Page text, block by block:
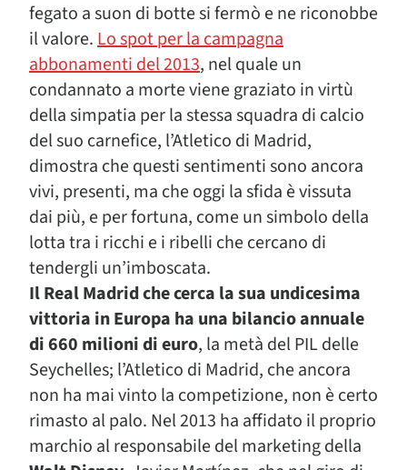
fegato a suon di botte si fermò e ne riconobbe
il valore.Lo spot per la campagna
abbonamenti del 2013, nel quale un
condannato a morte viene graziato in virtù
della simpatia per la stessa squadra di calcio
del suo carnefice, l’Atletico di Madrid,
dimostra che questi sentimenti sono ancora
vivi, presenti, ma che oggi la sfida è vissuta
dai più, e per fortuna, come un simbolo della
lotta tra i ricchi e i ribelli che cercano di
tendergli un’imboscata.
Il Real Madrid che cerca la sua undicesima
vittoria in Europa ha una bilancio annuale
di 660 milioni di euro, la metà del PIL delle
Seychelles; l’Atletico di Madrid, che ancora
non ha mai vinto la competizione, non è certo
rimasto al palo. Nel 2013 ha affidato il proprio
marchio al responsabile del marketing della